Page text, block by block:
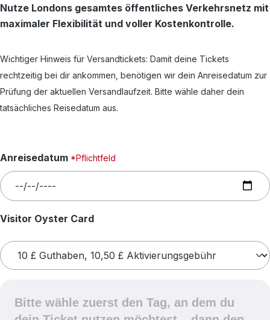
Nutze Londons gesamtes öffentliches Verkehrsnetz mit
maximaler Flexibilität und voller Kostenkontrolle.
Wichtiger Hinweis für Versandtickets: Damit deine Tickets
rechtzeitig bei dir ankommen, benötigen wir dein Anreisedatum zur
Prüfung der aktuellen Versandlaufzeit. Bitte wähle daher dein
tatsächliches Reisedatum aus.
Visitor Oyster Cardauswählen
Bitte wähle zuerst den Tag, an dem du
Anreisedatum *Pflichtfeld